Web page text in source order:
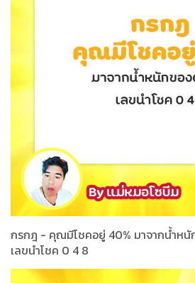
กรกฎ - คุณมีโชคอยู่ 40% มาจากน้ำห
เลขนำโชค 0 4 8